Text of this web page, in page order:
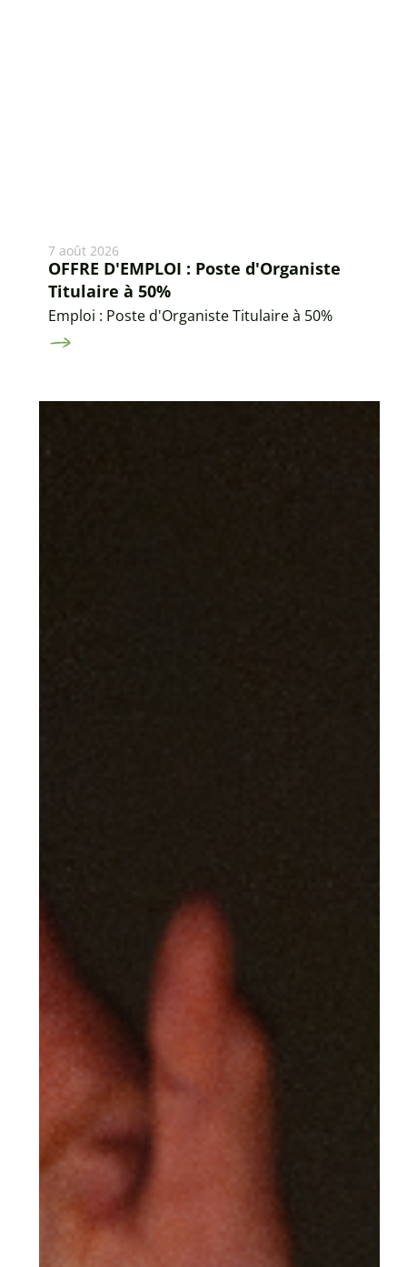
7 août 2026
OFFRE D'EMPLOI : Poste d'Organiste
Titulaire à 50%
Emploi : Poste d'Organiste Titulaire à 50%